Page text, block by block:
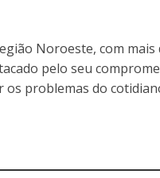
Noroeste, com mais
pelo seu
os problemas do